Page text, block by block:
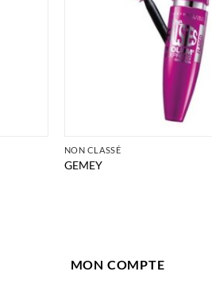
NON CLASSÉ
GEMEY
MON COMPTE